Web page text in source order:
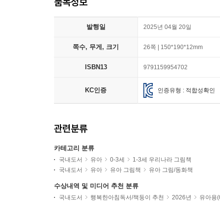
발행일 2025년 04월 20일
쪽수, 무게, 크기 26쪽 | 150*190*12mm
ISBN13 9791159954702
KC인증 인증유형 : 적합성확인
관련분류
카테고리 분류
국내도서 유아 0-3세
1-3세 우리나라 그림책
국내도서
유아 유아 그림책 유아 그림/동화책
수상내역 및 미디어 추천 분류
국내도서 행복한아침독서/책둥이 추천 2026년 유아용